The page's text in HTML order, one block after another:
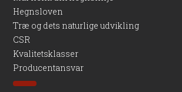
Hegnsloven
Træ og dets naturlige udvikling
CSR
Kvalitetsklasser
Producentansvar